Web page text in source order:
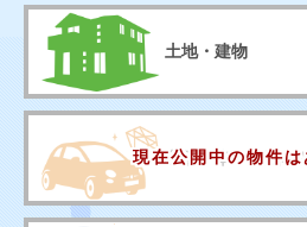
土地・建物
宝石・車・絵画な
現在公開中の物件は